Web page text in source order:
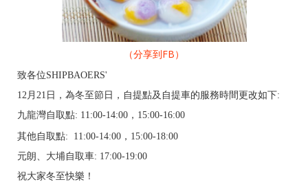
（分享到FB）
致各位SHIPBAOERS'
12月21日，為冬至節日，自提點及自提車的服務時間更改如下:
九龍灣自取點: 11:00-14:00，15:00-16:00
其他自取點: 11:00-14:00，15:00-18:00
元朗、大埔自取車: 17:00-19:00
祝大家冬至快樂！